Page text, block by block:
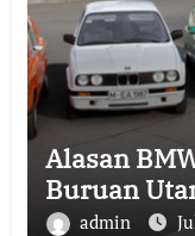
Alasan
Buruan
admin